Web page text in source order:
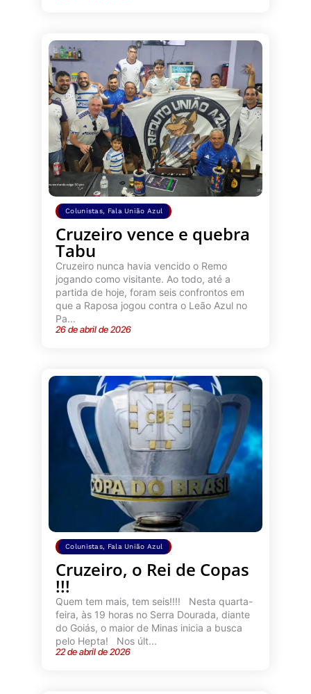
Colunistas, Fala União Azul
Cruzeiro vence e quebra
Tabu
Cruzeiro nunca havia vencido o Remo
jogando como visitante. Ao todo, até a
partida de hoje, foram seis confrontos em
que a Raposa jogou contra o Leão Azul no
Pa...
26 de abril de 2026
Colunistas, Fala União Azul
Cruzeiro, o Rei de Copas
!!!
Quem tem mais, tem seis!!!! Nesta quarta-
feira, às 19 horas no Serra Dourada, diante
do Goiás, o maior de Minas inicia a busca
pelo Hepta! Nos últ...
22 de abril de 2026